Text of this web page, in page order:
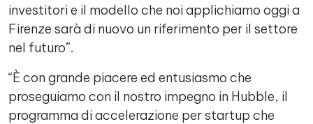
investitori e il modello che noi applichiamo oggi a
Firenze sarà di nuovo un riferimento per il settore
nel futuro”.
“È con grande piacere ed entusiasmo che
proseguiamo con il nostro impegno in Hubble, il
programma di accelerazione per startup che